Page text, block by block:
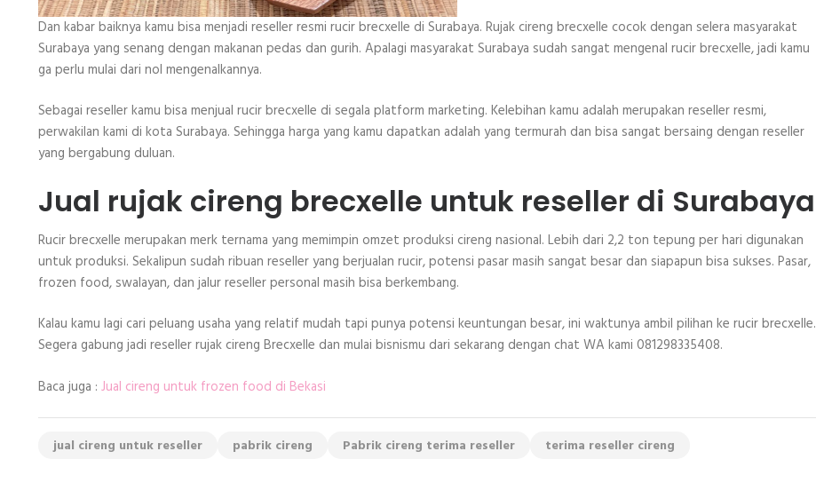
Dan kabar baiknya kamu bisa menjadi reseller resmi rucir brecxelle di Surabaya. Rujak cireng brecxelle cocok dengan selera masyarakat
Surabaya yang senang dengan makanan pedas dan gurih. Apalagi masyarakat Surabaya sudah sangat mengenal rucir brecxelle, jadi kamu
ga perlu mulai dari nol mengenalkannya.
Sebagai reseller kamu bisa menjual rucir brecxelle di segala platform marketing. Kelebihan kamu adalah merupakan reseller resmi,
perwakilan kami di kota Surabaya. Sehingga harga yang kamu dapatkan adalah yang termurah dan bisa sangat bersaing dengan reseller
yang bergabung duluan.
Jual rujak cireng brecxelle untuk reseller di Surabaya
Rucir brecxelle merupakan merk ternama yang memimpin omzet produksi cireng nasional. Lebih dari 2,2 ton tepung per hari digunakan
untuk produksi. Sekalipun sudah ribuan reseller yang berjualan rucir, potensi pasar masih sangat besar dan siapapun bisa sukses. Pasar,
frozen food, swalayan, dan jalur reseller personal masih bisa berkembang.
Kalau kamu lagi cari peluang usaha yang relatif mudah tapi punya potensi keuntungan besar, ini waktunya ambil pilihan ke rucir brecxelle.
Segera gabung jadi reseller rujak cireng Brecxelle dan mulai bisnismu dari sekarang dengan chat WA kami 081298335408.
Baca juga : Jual cireng untuk frozen food di Bekasi
jual cireng untuk reseller pabrik cireng Pabrik cireng terima reseller terima reseller cireng